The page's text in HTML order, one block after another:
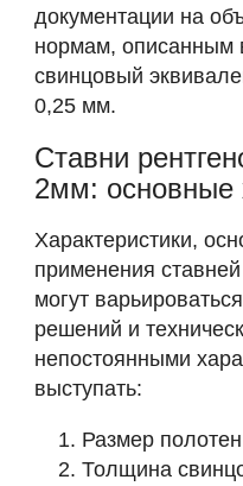
документации на
нормам, описанным
свинцовый
0,25 мм.
Ставни
2мм: основные
Характеристики,
применения
могут
решений и
непостоянными
выступать:
Размер
Толщина